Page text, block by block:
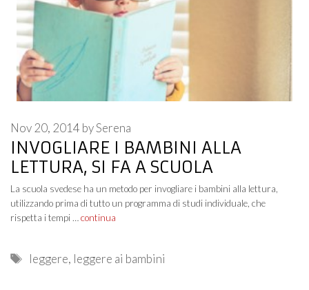
INVOGLIARE I BAMBINI ALLA
LETTURA, SI FA A SCUOLA
Nov 20, 2014 bySerena
La scuola svedese ha un metodo per invogliare i bambini alla lettura,
utilizzando prima di tutto un programma di studi individuale, che
rispetta i tempi …continua
Tags
leggere, leggere ai bambini